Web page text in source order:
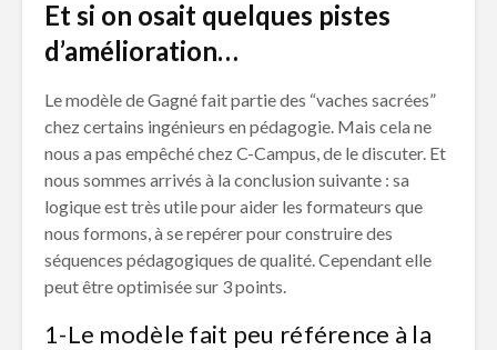
Et si on osait quelques pistes
d’amélioration…
Le modèle de Gagné fait partie des “vaches sacrées”
chez certains ingénieurs en pédagogie. Mais cela ne
nous a pas empêché chez C-Campus, de le discuter. Et
nous sommes arrivés à la conclusion suivante : sa
logique est très utile pour aider les formateurs que
nous formons, à se repérer pour construire des
séquences pédagogiques de qualité. Cependant elle
peut être optimisée sur 3 points.
1-Le modèle fait peu référence à la